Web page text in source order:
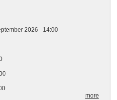
2026 - 14:00
more